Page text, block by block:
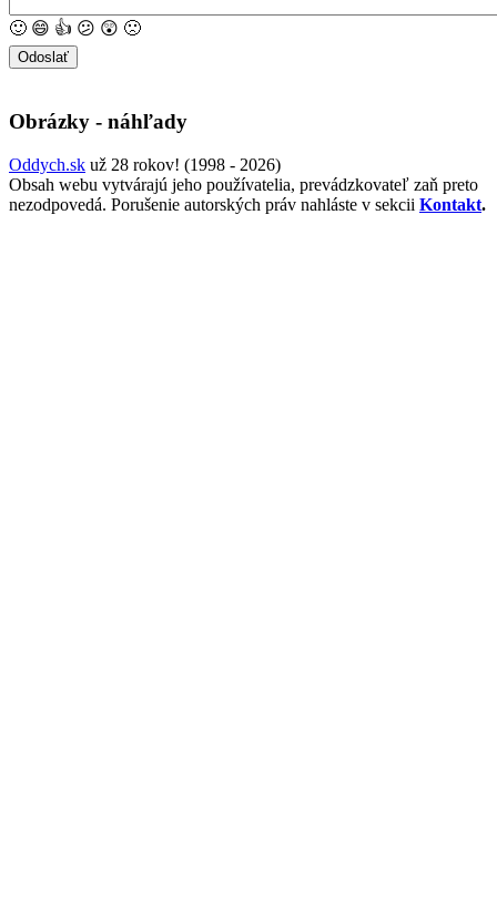
🙂 😄 👍 😕 😲 🙁
Obrázky - náhľady
Oddych.sk už 28 rokov! (1998 - 2026)
Obsah webu vytvárajú jeho používatelia, prevádzkovateľ zaň preto
nezodpovedá. Porušenie autorských práv nahláste v sekcii Kontakt.